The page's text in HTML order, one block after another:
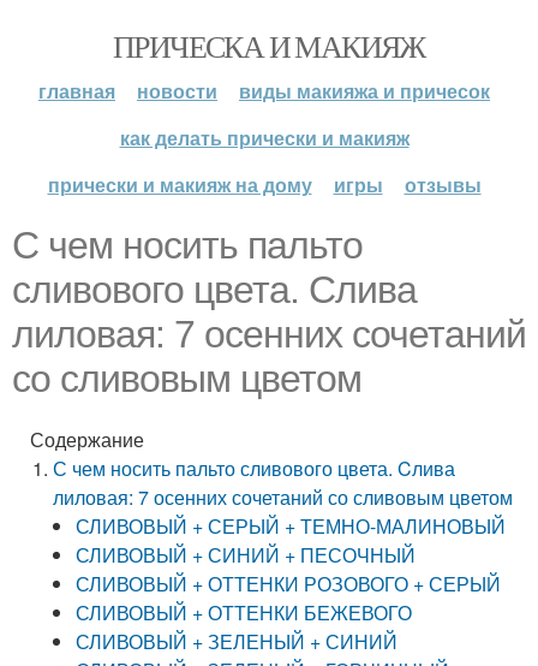
ПРИЧЕСКА И МАКИЯЖ
главная новости
виды макияжа и причесок
как делать прически и макияж
прически и макияж на дому
игры отзывы
С чем носить пальто
сливового цвета. Cлива
лиловая: 7 осенних сочетаний
со сливовым цветом
Содержание
С чем носить пальто сливового цвета. Cлива
лиловая: 7 осенних сочетаний со сливовым цветом
СЛИВОВЫЙ + СЕРЫЙ + ТЕМНО-МАЛИНОВЫЙ
СЛИВОВЫЙ + СИНИЙ + ПЕСОЧНЫЙ
СЛИВОВЫЙ + ОТТЕНКИ РОЗОВОГО + СЕРЫЙ
СЛИВОВЫЙ + ОТТЕНКИ БЕЖЕВОГО
СЛИВОВЫЙ + ЗЕЛЕНЫЙ + СИНИЙ